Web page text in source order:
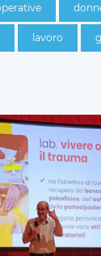
lavoro